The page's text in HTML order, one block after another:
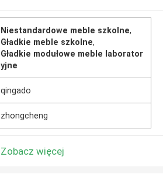
Niestandardowe meble szkolne,
Gładkie meble szkolne,
Gładkie modułowe meble laborator
yjne
qingado
zhongcheng
Zobacz więcej